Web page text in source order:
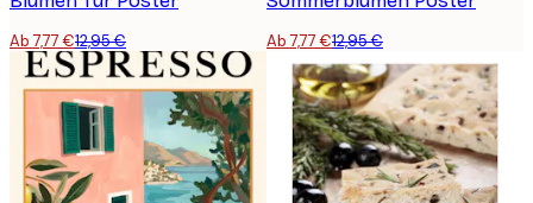
Ab 7,77 €12,95 € Ab 7,77 €12,95 €